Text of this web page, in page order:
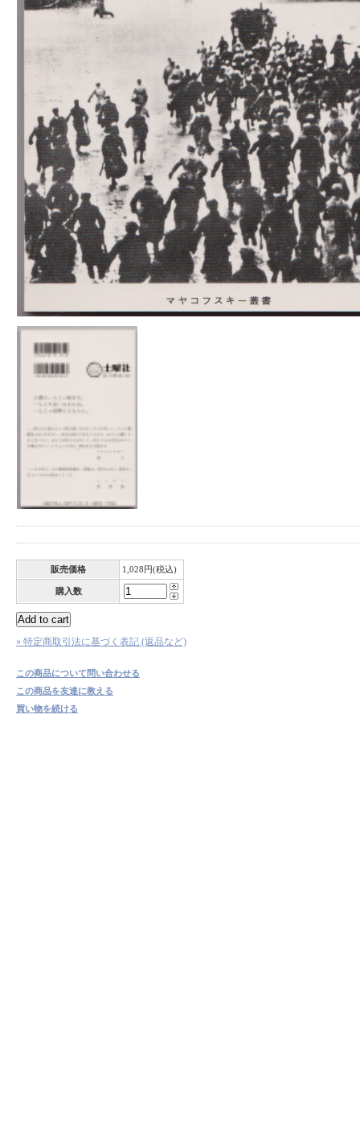
販売価格 1,028円(税込)
購入数
» 特定商取引法に基づく表記 (返品など)
この商品について問い合わせる
この商品を友達に教える
買い物を続ける